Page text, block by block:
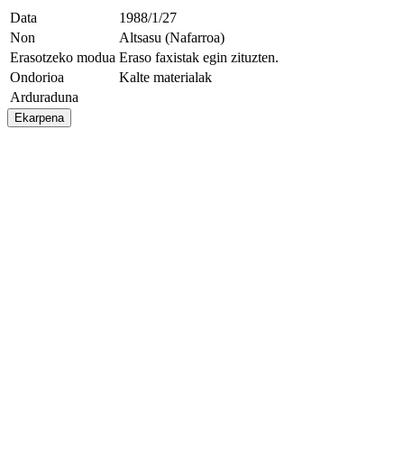
Data
1988/1/27
Non
Altsasu (Nafarroa)
Erasotzeko modua Eraso faxistak egin zituzten.
Ondorioa
Kalte materialak
Arduraduna